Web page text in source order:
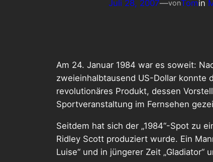
Juli 28, 2007—vonTomin
Am 24. Januar 1984 war es soweit:
zweieinhalbtausend US-Dollar konnte
revolutionäres Produkt, dessen
Sportveranstaltung im Fernsehen
Seitdem hat sich der „1984“-Spot zu
Ridley Scott produziert wurde. Ein
Luise“ und in jüngerer Zeit „Gladiator“